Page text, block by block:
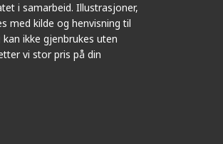
i samarbeid. Illustrasjoner,
med kilde og henvisning til
ikke gjenbrukes uten
vi stor pris på din